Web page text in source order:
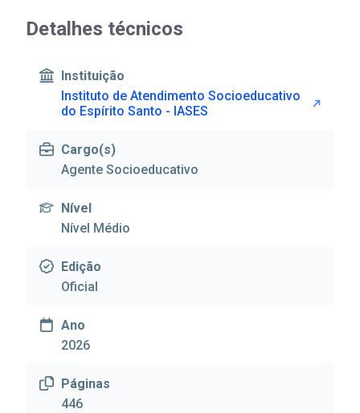
Detalhes técnicos
Instituição
Instituto de Atendimento Socioeducativo
do Espírito Santo - IASES
Cargo(s)
Agente Socioeducativo
Nível
Nível Médio
Edição
Oficial
Ano
2026
Páginas
446